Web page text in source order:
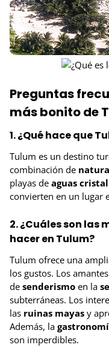
Preguntas
más bonito de
1. ¿Qué hace que
Tulum es un destino
combinación de
playas de aguas
convierten en un lugar
2. ¿Cuáles son las
hacer en Tulum?
Tulum ofrece una
los gustos. Los
de senderismo en la
subterráneas. Los
las ruinas mayas y
Además, la
son imperdibles.